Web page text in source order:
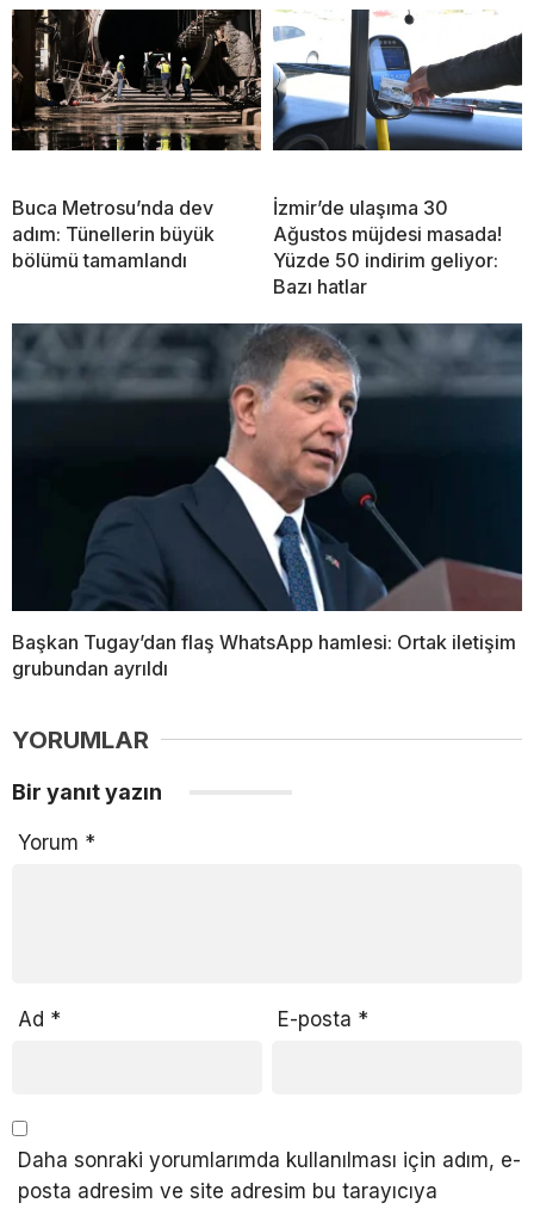
Buca Metrosu’nda dev
adım: Tünellerin büyük
bölümü tamamlandı
İzmir’de ulaşıma 30
Ağustos müjdesi masada!
Yüzde 50 indirim geliyor:
Bazı hatlar
Başkan Tugay’dan flaş WhatsApp hamlesi: Ortak iletişim
grubundan ayrıldı
YORUMLAR
Bir yanıt yazın
Yorum *
Ad * E-posta *
Daha sonraki yorumlarımda kullanılması için adım, e-
posta adresim ve site adresim bu tarayıcıya